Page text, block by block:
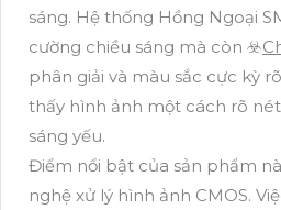
sáng. Hệ thống Hồng Ngoại
cường chiều sáng mà còn ☣️
phân giải và màu sắc cực kỳ
thấy hình ảnh một cách rõ
sáng yếu.
Điểm nổi bật của sản phẩm
nghệ xử lý hình ảnh CMOS.